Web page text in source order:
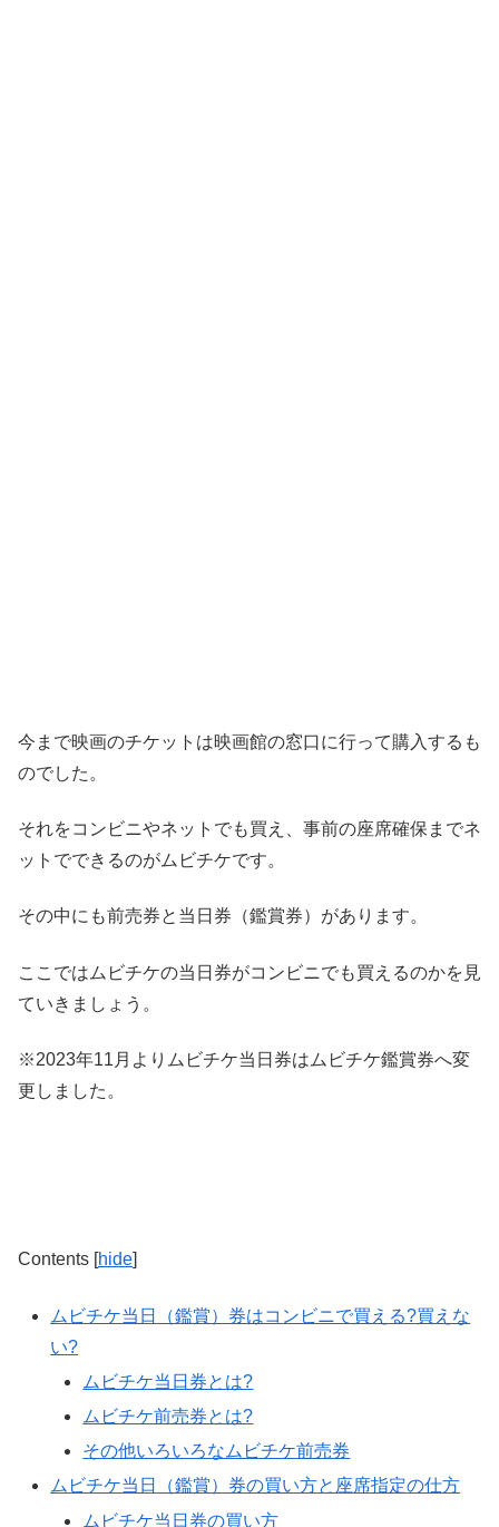
今まで映画のチケットは映画館の窓口に行って購入するも
のでした。
それをコンビニやネットでも買え
事前の座席確保までネ
ットでできるのがムビチケです。
その中にも前売券と当日券（鑑賞券）があります。
ここでは ムビチケの当日券がコンビニでも買えるのかを見
ていきましょう。
※2023年11月よりムビチケ当日券はムビチケ鑑賞券へ変
更しました。
Contents [hide]
ムビチケ当日（鑑賞）券はコンビニで買える?買えな
い?
ムビチケ当日券とは?
ムビチケ前売券とは?
その他いろいろなムビチケ前売券
ムビチケ当日（鑑賞）券の買い方と座席指定の仕方
ムビチケ当日券の買い方